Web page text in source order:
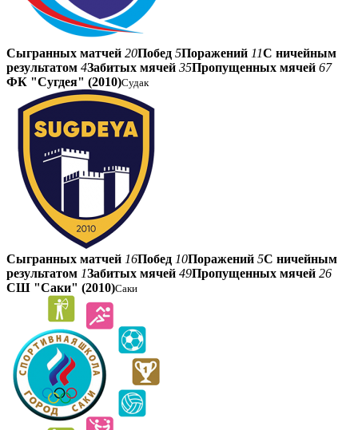
Сыгранных матчей 20Побед 5Поражений 11С ничейным
результатом 4Забитых мячей 35Пропущенных мячей 67
ФК "Сугдея" (2010)Судак
Сыгранных матчей 16Побед 10Поражений 5С ничейным
результатом 1Забитых мячей 49Пропущенных мячей 26
СШ "Саки" (2010)Саки